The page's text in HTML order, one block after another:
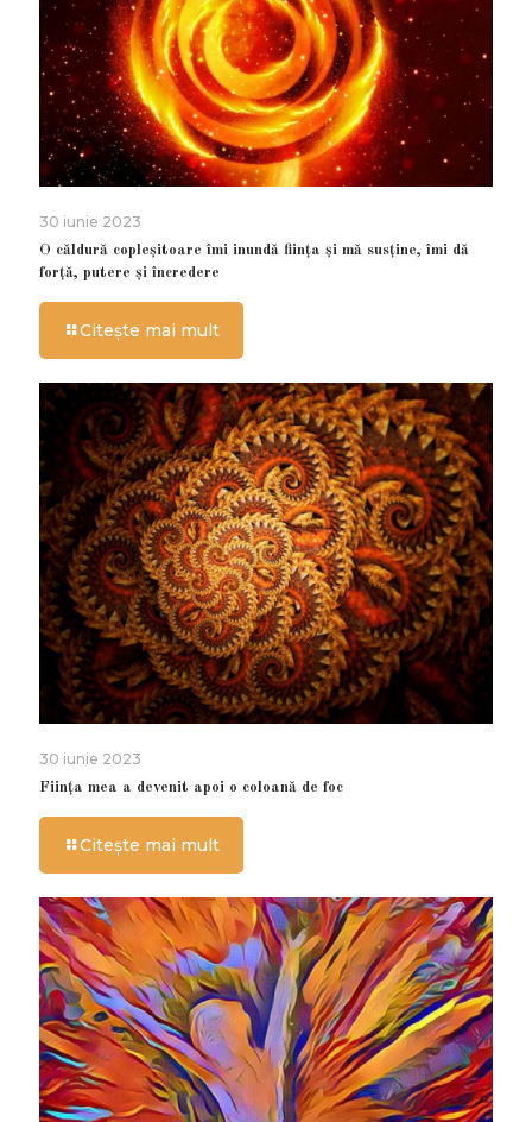
30 iunie 2023
O căldură copleșitoare îmi inundă ființa și mă susține, îmi dă
forță, putere și încredere
Citește mai mult
30 iunie 2023
Ființa mea a devenit apoi o coloană de foc
Citește mai mult